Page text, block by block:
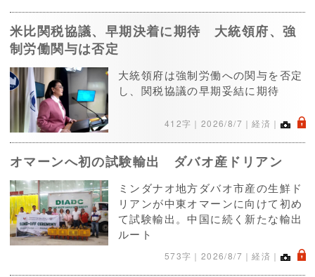
米比関税協議、早期決着に期待 大統領府、強
制労働関与は否定
大統領府は強制労働への関与を否定
し、関税協議の早期妥結に期待
412字｜ 2026/8/7 ｜経済｜ .
オマーンへ初の試験輸出 ダバオ産ドリアン
ミンダナオ地方ダバオ市産の生鮮ド
リアンが中東オマーンに向けて初め
て試験輸出。中国に続く新たな輸出
ルート
573字｜ 2026/8/7 ｜経済｜ .